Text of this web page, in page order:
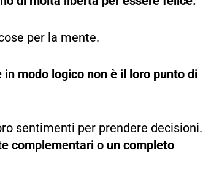
per la mente.
modo logico non è il loro punto di
sentimenti per prendere decisioni.
complementari o un completo